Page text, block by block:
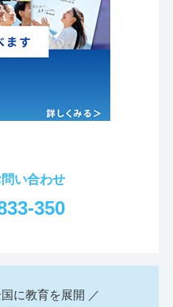
い合わせ
350
に教育を展開 ／